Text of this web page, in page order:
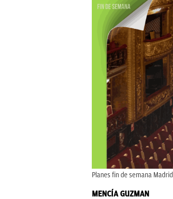
Planes fin de semana Madrid
MENCÍA GUZMAN